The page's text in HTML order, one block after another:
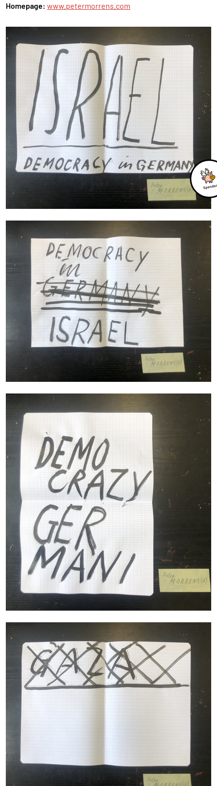
Homepage: www.petermorrens.com